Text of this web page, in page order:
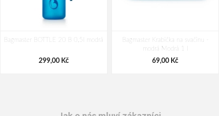
Bagmaster BOTTLE 20 B 0,5l modrá
299,00 Kč
Bagmaster Krabička na svačinu -
modrá Modrá 1 l
69,00 Kč